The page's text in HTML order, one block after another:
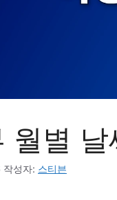
월별
작성자: 스티븐